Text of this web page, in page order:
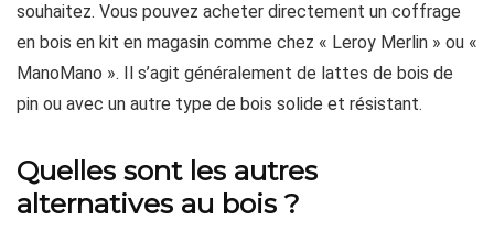
souhaitez. Vous pouvez acheter directement un coffrage
en bois en kit en magasin comme chez « Leroy Merlin » ou «
ManoMano ». Il s’agit généralement de lattes de bois de
pin ou avec un autre type de bois solide et résistant.
Quelles sont les autres
alternatives au bois ?